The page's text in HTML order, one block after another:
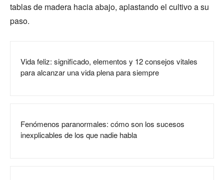
tablas de madera hacia abajo, aplastando el cultivo a su
paso.
Vida feliz: significado, elementos y 12 consejos vitales
para alcanzar una vida plena para siempre
Fenómenos paranormales: cómo son los sucesos
inexplicables de los que nadie habla